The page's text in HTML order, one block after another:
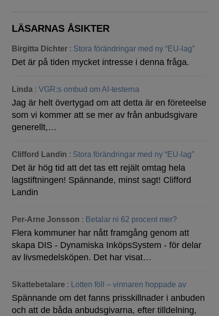
LÄSARNAS ÅSIKTER
Birgitta Dichter : Stora förändringar med ny “EU-lag”
Det är på tiden mycket intresse i denna fråga.
Linda : VGR:s ombud om AI-testerna
Jag är helt övertygad om att detta är en företeelse
som vi kommer att se mer av från anbudsgivare
generellt,…
Clifford Landin : Stora förändringar med ny “EU-lag”
Det är hög tid att det tas ett rejält omtag hela
lagstiftningen! Spännande, minst sagt! Clifford
Landin
Per-Arne Jonsson : Betalar ni 62 procent mer?
Flera kommuner har nått framgång genom att
skapa DIS - Dynamiska InköpsSystem - för delar
av livsmedelsköpen. Det har visat…
Skattebetalare : Lotten föll – vinnaren hoppade av
Spännande om det fanns prisskillnader i anbuden
och att de båda anbudsgivarna, efter tilldelning,